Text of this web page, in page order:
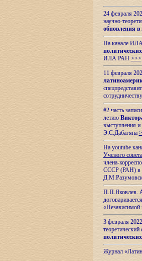
24 февраля
научно-
обновления в
На канале
ИЛА РАН >>>
11 февраля
#2 часть
летию
выступления
Э.С.Дабагяна
На youtube
Ученого
члена-
СССР (РАН) в
П.П.Яковлев.
«Независимой
3 февраля
теоретический
Журнал